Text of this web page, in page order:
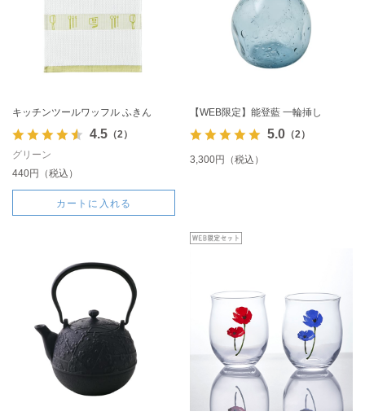
キッチンツールワッフル ふきん
4.5（2）
グリーン
440円（税込）
カートに入れる
【WEB限定】能登藍 一輪挿し
5.0（2）
3,300円（税込）